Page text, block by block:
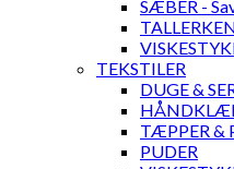
SÆBER -
TEKSTILER
DUGE &
TÆPPER &
PUDER